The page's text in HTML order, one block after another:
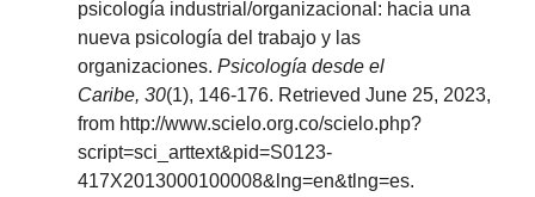
psicología industrial/organizacional: hacia una
nueva psicología del trabajo y las
organizaciones.Psicología desde el
Caribe, 30(1), 146-176. Retrieved June 25, 2023,
from http://www.scielo.org.co/scielo.php?
script=sci_arttext&pid=S0123-
417X2013000100008&lng=en&tlng=es.